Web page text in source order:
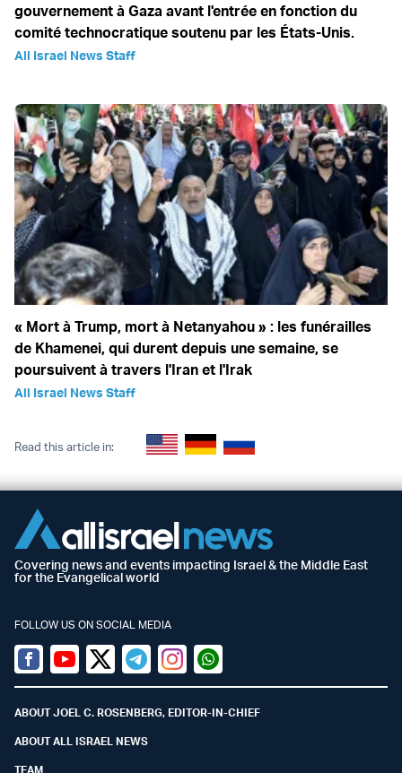
gouvernement à Gaza avant l'entrée en fonction du
comité technocratique soutenu par les États-Unis.
All Israel News Staff
« Mort à Trump, mort à Netanyahou » : les funérailles
de Khamenei, qui durent depuis une semaine, se
poursuivent à travers l'Iran et l'Irak
All Israel News Staff
Read this article in:
Covering news and events impacting Israel & the Middle East
for the Evangelical world
FOLLOW US ON SOCIAL MEDIA
Facebook
YoutubeTwitter (X)
TelegramInstagramWhatsapp
ABOUT JOEL C. ROSENBERG, EDITOR-IN-CHIEF
ABOUT ALL ISRAEL NEWS
TEAM